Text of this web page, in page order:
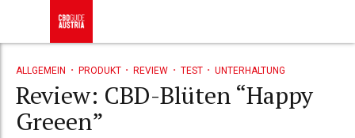
ALLGEMEIN PRODUKT REVIEW TEST UNTERHALTUNG
Review: CBD-Blüten “Happy
Greeen”